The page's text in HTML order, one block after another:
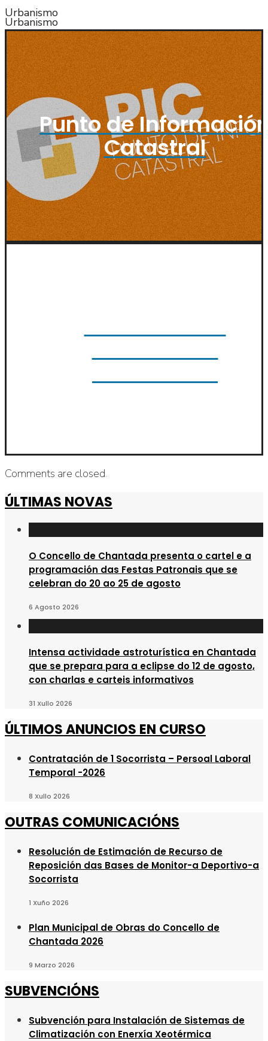
Urbanismo​
Urbanismo​
Punto de
Catastral
Comments are closed.
ÚLTIMAS NOVAS
O Concello de Chantada presenta o cartel e a
programación das Festas Patronais que se
celebran do 20 ao 25 de agosto
6 Agosto 2026
Intensa actividade astroturística en Chantada
que se prepara para a eclipse do 12 de agosto,
con charlas e carteis informativos
31 Xullo 2026
ÚLTIMOS ANUNCIOS EN CURSO
Contratación de 1 Socorrista – Persoal Laboral
Temporal -2026
8 Xullo 2026
OUTRAS COMUNICACIÓNS
Resolución de Estimación de Recurso de
Reposición das Bases de Monitor-a Deportivo-a
Socorrista
1 Xuño 2026
Plan Municipal de Obras do Concello de
Chantada 2026
9 Marzo 2026
SUBVENCIÓNS
Subvención para Instalación de Sistemas de
Climatización con Enerxía Xeotérmica